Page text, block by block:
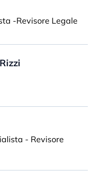
-Revisore Legale
- Revisore